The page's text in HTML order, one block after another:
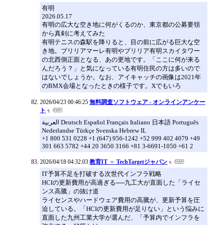
有明
2026.05.17
有明の広大な空き地に何がくるのか、東京都の公募要領
から真剣に考えてみた
有明テニスの森駅を降りると、目の前に広がる巨大な空
き地。ブリリアマーレ有明やブリリア有明スカイタワー
の北西側正面となる、あの更地です。「ここに何が来る
んだろう？」と気になっている有明住民の方は多いので
はないでしょうか。なお、アイキャッチの画像は2021年
のBMX会場となったときの様子です。Xでもいろ
2026/04/23 00:46:25 無料調査ソフトウェア - オンラインアンケー
ト
العربية Deutsch Español Français Italiano 日本語 Português
Nederlandse Türkçe Svenska Hebrew IL
+1 800 531 0228 +1 (647) 956-1242 +52 999 402 4079 +49
301 663 5782 +44 20 3650 3166 +81 3-6691-1050 +61 2
2026/04/18 04:32:03 教育IT － TechTargetジャパン
IT予算不足を打破する次世代インフラ戦略
HCIの更新費用が高過ぎる──九工大が直面した「ライセ
ンス高騰」の抜け道
ライセンスやハードウェア費用の高騰が、更新予算を圧
迫している。「HCIの更新費用が足りない」という悩みに
直面した九州工業大学が選んだ、「予算内でインフラを